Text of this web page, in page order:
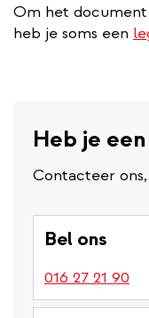
Om het
heb je soms een
Heb je
Contacteer
Bel ons
016 27 21 90